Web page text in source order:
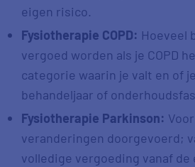
eigen risico.
Fysiotherapie COPD: Hoeveel
vergoed worden als je COPD
categorie waarin je valt en of
behandeljaar of
Fysiotherapie Parkinson:
veranderingen doorgevoerd;
volledige vergoeding vanaf